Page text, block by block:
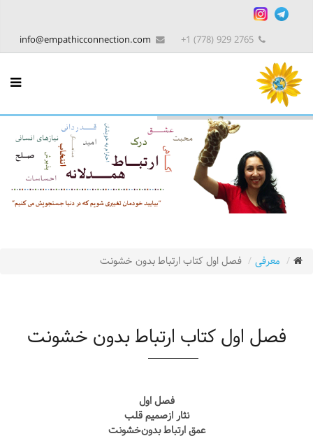
info@empathicconnection.com
معرفی فصل اول کتاب ارتباط بدون خشونت
فصل اول کتاب ارتباط بدون خشونت
فصل اول
نثار ازصمیم قلب
عمق ارتباط بدون‌خشونت